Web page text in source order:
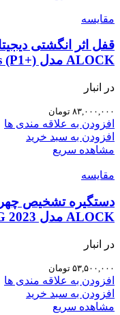
مقایسه
قفل اثر انگشتی
ALOCK مدل Scout series (P1+)
در انبار
۸۳,۰۰۰,۰۰۰ تومان
افزودن به علاقه مندی ها
افزودن به سبد خرید
مشاهده سریع
مقایسه
دستگیره تشخیص
ALOCK مدل P60+ Face G 2023
در انبار
۵۳,۵۰۰,۰۰۰ تومان
افزودن به علاقه مندی ها
افزودن به سبد خرید
مشاهده سریع